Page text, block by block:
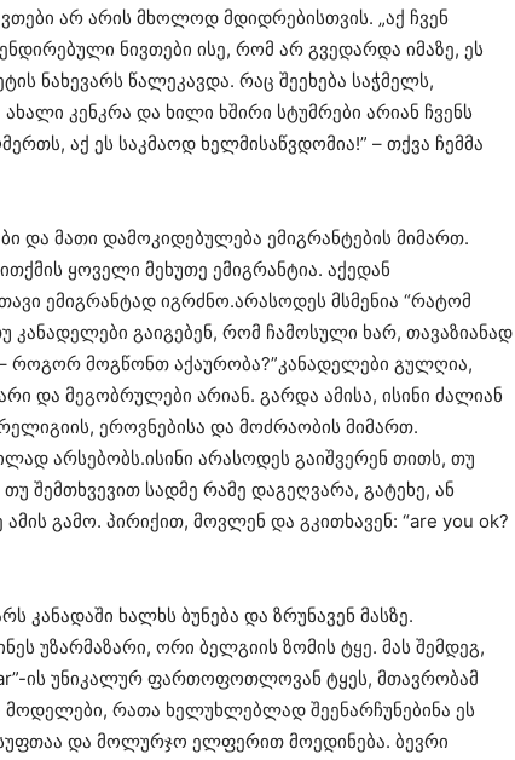
არ არის მხოლოდ მდიდრებისთვის. „აქ ჩვენ
ნივთები ისე, რომ არ გვედარდა იმაზე, ეს
ნახევარს წალეკავდა. რაც შეეხება საჭმელს,
კენკრა და ხილი ხშირი სტუმრები არიან ჩვენს
აქ ეს საკმაოდ ხელმისაწვდომია!” – თქვა ჩემმა
და მათი დამოკიდებულება ემიგრანტების მიმართ.
ყოველი მეხუთე ემიგრანტია. აქედან
ემიგრანტად იგრძნო.არასოდეს მსმენია “რატომ
კანადელები გაიგებენ, რომ ჩამოსული ხარ, თავაზიანად
– როგორ მოგწონთ აქაურობა?”კანადელები გულღია,
და მეგობრულები არიან. გარდა ამისა, ისინი ძალიან
ეროვნებისა და მოძრაობის მიმართ.
არსებობს.ისინი არასოდეს გაიშვერენ თითს, თუ
შემთხვევით სადმე რამე დაგეღვარა, გატეხე, ან
გამო. პირიქით, მოვლენ და გკითხავენ: “are you ok?
კანადაში ხალხს ბუნება და ზრუნავენ მასზე.
უზარმაზარი, ორი ბელგიის ზომის ტყე. მას შემდეგ,
ის უნიკალურ ფართოფოთლოვან ტყეს, მთავრობამ
მოდელები, რათა ხელუხლებლად შეენარჩუნებინა ეს
და მოლურჯო ელფერით მოედინება. ბევრი